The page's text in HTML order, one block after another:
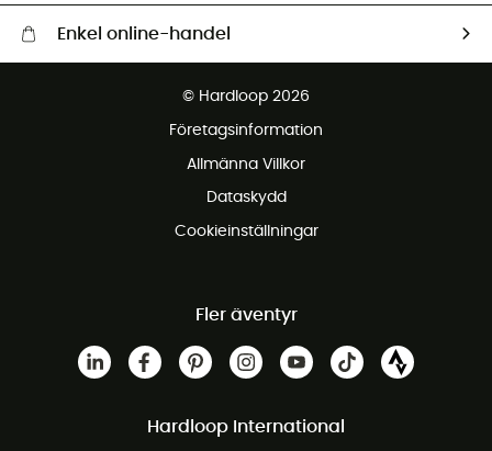
Enkel online-handel
© Hardloop 2026
Företagsinformation
Allmänna Villkor
Dataskydd
Cookieinställningar
Fler äventyr
Hardloop International